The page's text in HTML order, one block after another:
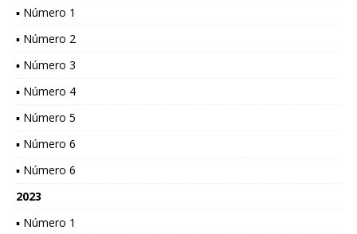
▪ Número 1
▪ Número 2
▪ Número 3
▪ Número 4
▪ Número 5
▪ Número 6
▪ Número 6
2023
▪ Número 1